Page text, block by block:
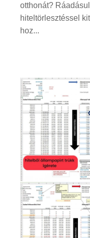
otthonát?
hiteltörlesztéssel
hoz...